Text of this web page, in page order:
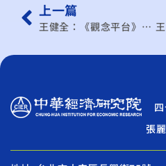
上一篇
王健全：《觀念平台》步入3M時代 年輕人何去何從？
張